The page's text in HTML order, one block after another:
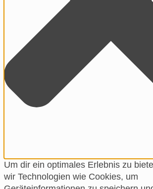
Um dir ein optimales Erlebnis zu
wir Technologien wie Cookies, um